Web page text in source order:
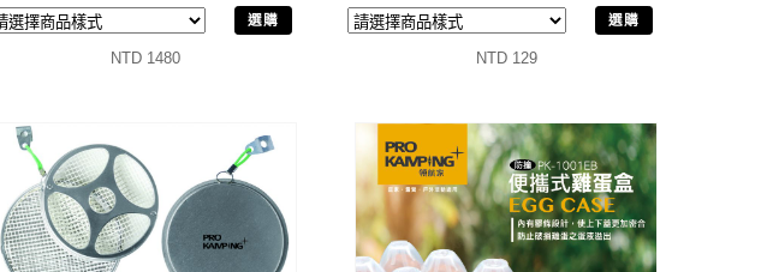
選購
NTD 1480
選購
NTD 129